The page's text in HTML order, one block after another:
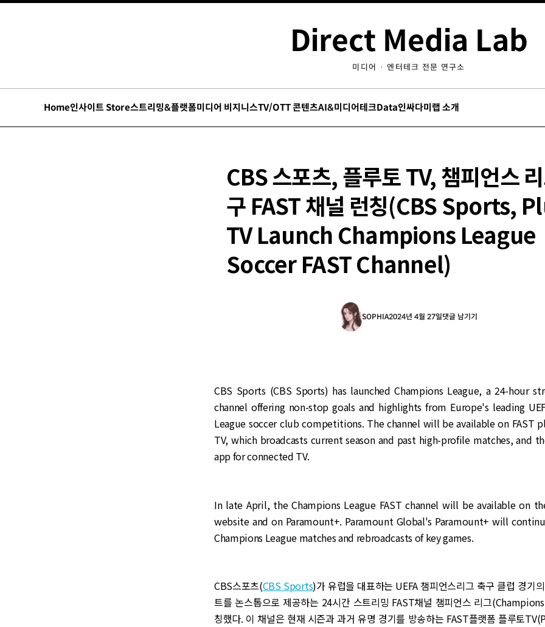
Direct Media Lab
미디어 · 엔터테크 전문 연구소
Home인사이트 Store스트리밍&플랫폼미디어 비지니스TV/OTT 콘텐츠AI&미디어테크Data인싸다미랩 소개
CBS 스포츠, 플루토 TV, 챔피언스
구 FAST 채널 런칭(CBS Sports,
TV Launch Champions League
Soccer FAST Channel)
SOPHIA2024년 4월 27일댓글 남기기
CBS Sports (CBS Sports) has launched Champions League, a 24-hour
channel offering non-stop goals and highlights from Europe's leading
League soccer club competitions. The channel will be available on FAST
TV, which broadcasts current season and past high-profile matches, and
app for connected TV.
In late April, the Champions League FAST channel will be available on
website and on Paramount+. Paramount Global's Paramount+ will
Champions League matches and rebroadcasts of key games.
CBS스포츠(CBS Sports)가 유럽을 대표하는 UEFA 챔피언스리그 축구 클럽 경기
트를 논스톱으로 제공하는 24시간 스트리밍 FAST채널 챔피언스 리그
칭했다. 이 채널은 현재 시즌과 과거 유명 경기를 방송하는 FAST플랫폼 플루토